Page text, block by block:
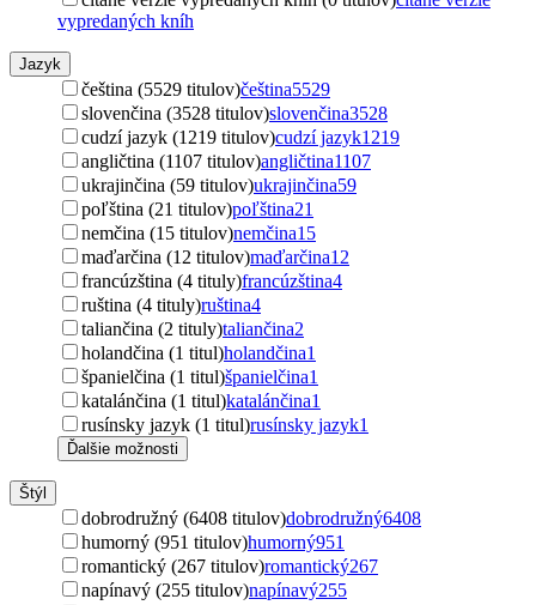
vypredaných kníh
Jazyk
čeština (5529 titulov)čeština5529
slovenčina (3528 titulov)slovenčina3528
cudzí jazyk (1219 titulov)cudzí jazyk1219
angličtina (1107 titulov)angličtina1107
ukrajinčina (59 titulov)ukrajinčina59
poľština (21 titulov)poľština21
nemčina (15 titulov)nemčina15
maďarčina (12 titulov)maďarčina12
francúzština (4 tituly)francúzština4
ruština (4 tituly)ruština4
taliančina (2 tituly)taliančina2
holandčina (1 titul)holandčina1
španielčina (1 titul)španielčina1
katalánčina (1 titul)katalánčina1
rusínsky jazyk (1 titul)rusínsky jazyk1
Ďalšie možnosti
Štýl
dobrodružný (6408 titulov)dobrodružný6408
humorný (951 titulov)humorný951
romantický (267 titulov)romantický267
napínavý (255 titulov)napínavý255